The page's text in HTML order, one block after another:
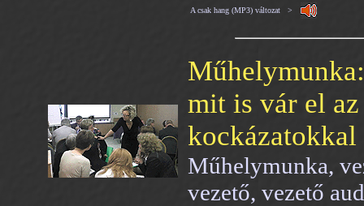
A csak hang (MP3) változat >
mit is vár el
kockázatokkal
Műhelymunka,
vezető, vezető